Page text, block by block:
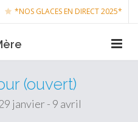
*NOS GLACES EN DIRECT 2025*
(ouvert)
janvier - 9 avril